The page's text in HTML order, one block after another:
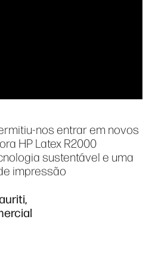
nos entrar em novos
HP Latex R2000
sustentável e uma
impressão